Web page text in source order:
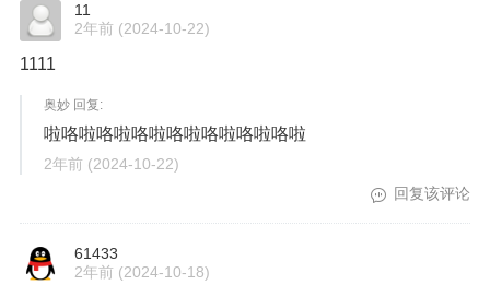
11
2年前 (2024-10-22)
1111
奥妙 回复:
啦咯啦咯啦咯啦咯啦咯啦咯啦咯啦
2年前 (2024-10-22)
回复该评论
61433
2年前 (2024-10-18)